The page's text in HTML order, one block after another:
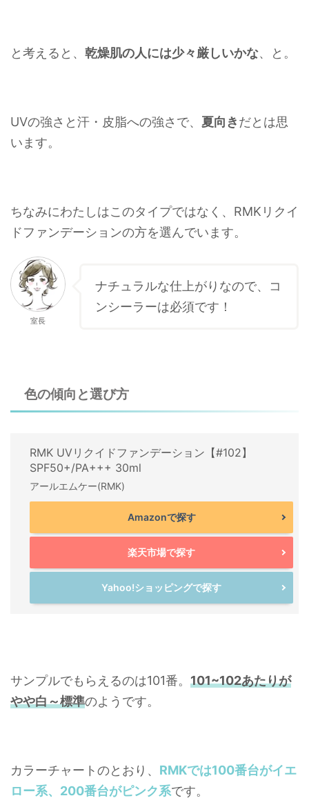
と考えると、 乾燥肌の人には少々厳しいかな、と。
UVの強さと汗・皮脂への強さで、 夏向きだとは思
います。
ちなみにわたしはこのタイプではなく、RMKリクイ
ドファンデーションの方を選んでいます。
室長
ナチュラルな仕上がりなので、コ
ンシーラーは必須です！
色の傾向と選び方
RMK UVリクイドファンデーション【#102】
SPF50+/PA+++ 30ml
アールエムケー(RMK)
Amazonで探す
楽天市場で探す
Yahoo!ショッピングで探す
サンプルでもらえるのは101番。 101~102あたりが
やや白～標準のようです。
カラーチャートのとおり、 RMKでは100番台がイエ
ロー系、200番台がピンク系です。